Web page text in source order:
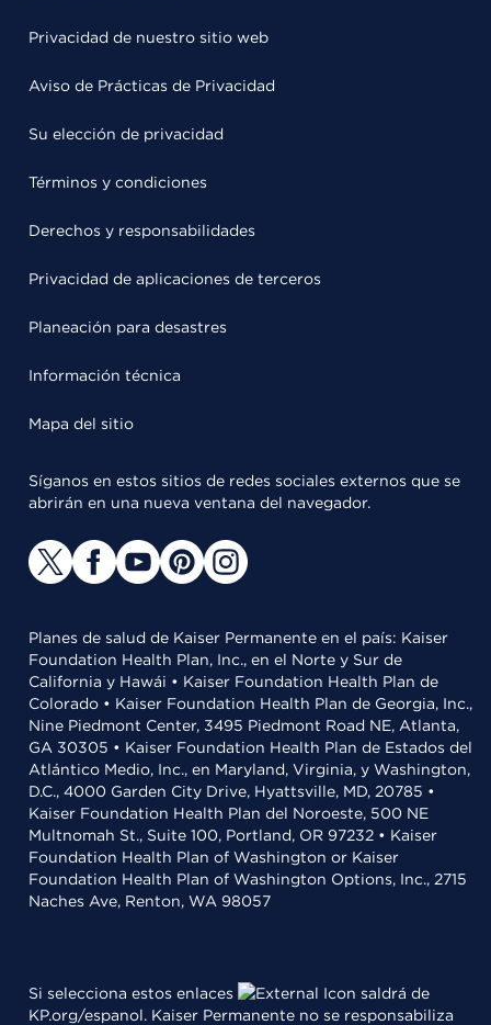
Privacidad de nuestro sitio web
Aviso de Prácticas de Privacidad
Su elección de privacidad
Términos y condiciones
Derechos y responsabilidades
Privacidad de aplicaciones de terceros
Planeación para desastres
Información técnica
Mapa del sitio
Síganos en estos sitios de redes sociales externos que se
abrirán en una nueva ventana del navegador.
Planes de salud de Kaiser Permanente en el país: Kaiser
Foundation Health Plan, Inc., en el Norte y Sur de
California y Hawái • Kaiser Foundation Health Plan de
Colorado • Kaiser Foundation Health Plan de Georgia, Inc.,
Nine Piedmont Center, 3495 Piedmont Road NE, Atlanta,
GA 30305 • Kaiser Foundation Health Plan de Estados del
Atlántico Medio, Inc., en Maryland, Virginia, y Washington,
D.C., 4000 Garden City Drive, Hyattsville, MD, 20785 •
Kaiser Foundation Health Plan del Noroeste, 500 NE
Multnomah St., Suite 100, Portland, OR 97232 • Kaiser
Foundation Health Plan of Washington or Kaiser
Foundation Health Plan of Washington Options, Inc., 2715
Naches Ave, Renton, WA 98057
Si selecciona estos enlaces
saldrá de
KP.org/espanol. Kaiser Permanente no se responsabiliza